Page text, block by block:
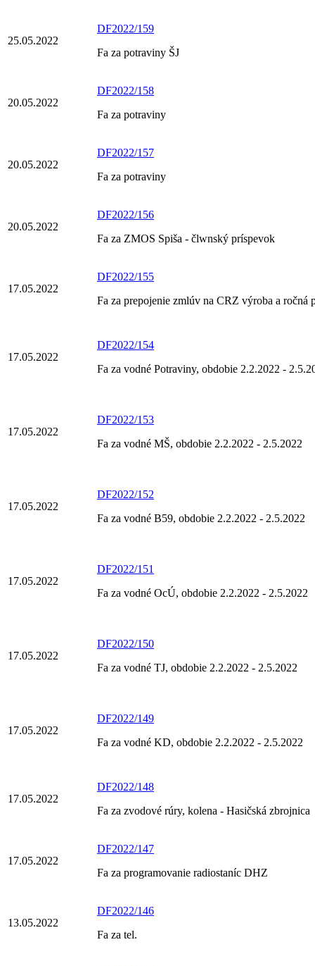
25.05.2022
DF2022/159
Fa za potraviny ŠJ
20.05.2022
DF2022/158
Fa za potraviny
20.05.2022
DF2022/157
Fa za potraviny
20.05.2022
DF2022/156
Fa za ZMOS Spiša - člwnský príspevok
17.05.2022
DF2022/155
Fa za prepojenie zmlúv na CRZ výroba a ročná
17.05.2022
DF2022/154
Fa za vodné Potraviny, obdobie 2.2.2022 -
17.05.2022
DF2022/153
Fa za vodné MŠ, obdobie 2.2.2022 - 2.5.2022
17.05.2022
DF2022/152
Fa za vodné B59, obdobie 2.2.2022 - 2.5.2022
17.05.2022
DF2022/151
Fa za vodné OcÚ, obdobie 2.2.2022 - 2.5.2022
17.05.2022
DF2022/150
Fa za vodné TJ, obdobie 2.2.2022 - 2.5.2022
17.05.2022
DF2022/149
Fa za vodné KD, obdobie 2.2.2022 - 2.5.2022
17.05.2022
DF2022/148
Fa za zvodové rúry, kolena - Hasičská zbrojnica
17.05.2022
DF2022/147
Fa za programovanie radiostaníc DHZ
13.05.2022
DF2022/146
Fa za tel.